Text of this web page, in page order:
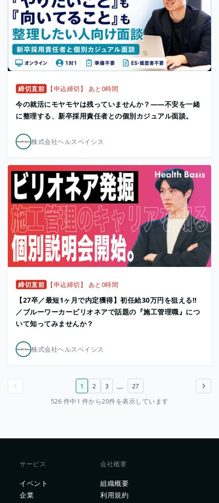
締切直前 【申込締切】 あと0時間
今の就活にモヤモヤは残っていませんか？——不安を一緒
に整理する、新卒採用責任者との個別カジュアル面談。
株式会社ヘルスベイシス
締切直前 【申込締切】 あと0時間
【27卒／最短1ヶ月で内定獲得】初任給30万円を狙える!!
／ブルーワーカービリオネアで話題の『施工管理職』につ
いて知ってみませんか？
株式会社ヘルスベイシス
次のページ
1 2 3 …
27
526 件中1 件から20件を表示しています
サービス
イベント
企業
会社概要
組織概要
利用規約